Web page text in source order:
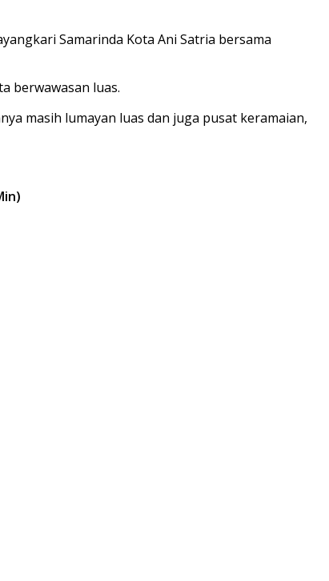
Samarinda Kota Ani Satria bersama
berwawasan luas.
masih lumayan luas dan juga pusat keramaian,